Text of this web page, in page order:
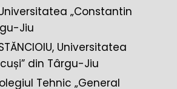
Universitatea „Constantin
Jiu
Universitatea
din Târgu-Jiu
Tehnic „General